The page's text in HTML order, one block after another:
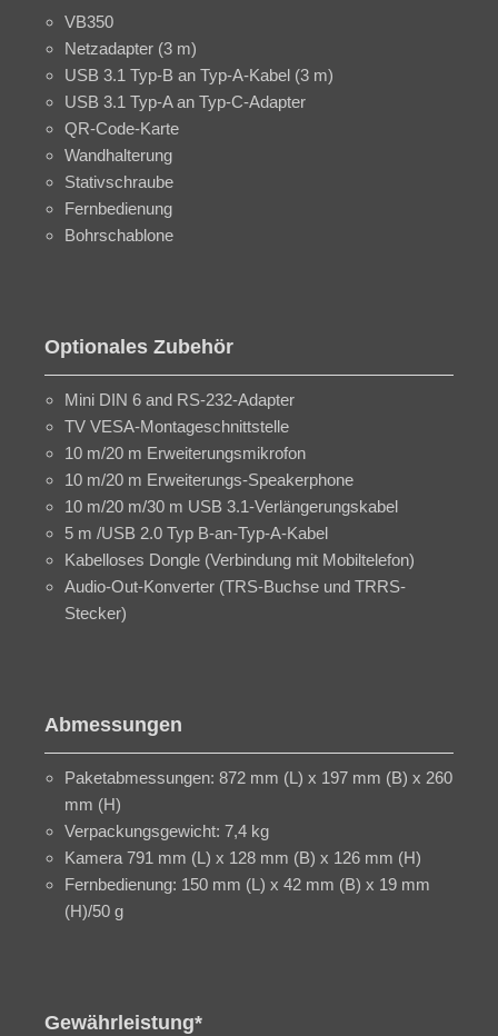
VB350
Netzadapter (3 m)
USB 3.1 Typ-B an Typ-A-Kabel (3 m)
USB 3.1 Typ-A an Typ-C-Adapter
QR-Code-Karte
Wandhalterung
Stativschraube
Fernbedienung
Bohrschablone
Optionales Zubehör
Mini DIN 6 and RS-232-Adapter
TV VESA-Montageschnittstelle
10 m/20 m Erweiterungsmikrofon
10 m/20 m Erweiterungs-Speakerphone
10 m/20 m/30 m USB 3.1-Verlängerungskabel
5 m /USB 2.0 Typ B-an-Typ-A-Kabel
Kabelloses Dongle (Verbindung mit Mobiltelefon)
Audio-Out-Konverter (TRS-Buchse und TRRS-
Stecker)
Abmessungen
Paketabmessungen: 872 mm (L) x 197 mm (B) x 260
mm (H)
Verpackungsgewicht: 7,4 kg
Kamera 791 mm (L) x 128 mm (B) x 126 mm (H)
Fernbedienung: 150 mm (L) x 42 mm (B) x 19 mm
(H)/50 g
Gewährleistung*